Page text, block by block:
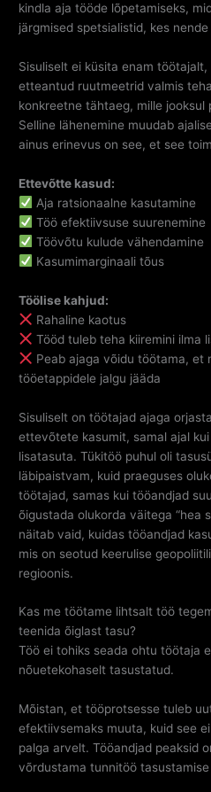
kindla aja tööde lõpetamiseks,
järgmised spetsialistid, kes
Sisuliselt ei küsita enam
etteantud ruutmeetrid valmis
konkreetne tähtaeg, mille
Selline lähenemine muudab
ainus erinevus on see, et see
Ettevõtte kasud:
Aja ratsionaalne kasutamine
Töö efektiivsuse suurenemine
Töövõtu kulude vähendamine
Kasumimarginaali tõus
Töölise kahjud:
Rahaline kaotus
Tööd tuleb teha kiiremini ilma
Peab ajaga võidu töötama, et
tööetappidele jalgu jääda
Sisuliselt on töötajad ajaga
ettevõtete kasumit, samal ajal
lisatasuta. Tükitöö puhul oli
läbipaistvam, kuid praeguses
töötajad, samas kui tööandjad
õigustada olukorda väitega “hea
näitab vaid, kuidas tööandjad
mis on seotud keerulise
regioonis.
Kas me töötame lihtsalt töö
teenida õiglast tasu?
Töö ei tohiks seada ohtu töötaja
nõuetekohaselt tasustatud.
Mõistan, et tööprotsesse tuleb
efektiivsemaks muuta, kuid see
palga arvelt. Tööandjad peaksid
võrdustama tunnitöö